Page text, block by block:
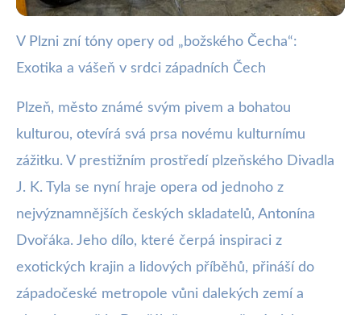
webya.cz
Plzeň ožívá Dvořákovou Operou:
Exotická Armida v srdci Čech
30. 1. 2026 · 3 min čtení · Autor: Milan Jiránek
V Plzni zní tóny opery od „božského Čecha“:
Exotika a vášeň v srdci západních Čech
Plzeň, město známé svým pivem a bohatou
kulturou, otevírá svá prsa novému kulturnímu
zážitku. V prestižním prostředí plzeňského Divadla
J. K. Tyla se nyní hraje opera od jednoho z
nejvýznamnějších českých skladatelů, Antonína
Dvořáka. Jeho dílo, které čerpá inspiraci z
exotických krajin a lidových příběhů, přináší do
západočeské metropole vůni dalekých zemí a